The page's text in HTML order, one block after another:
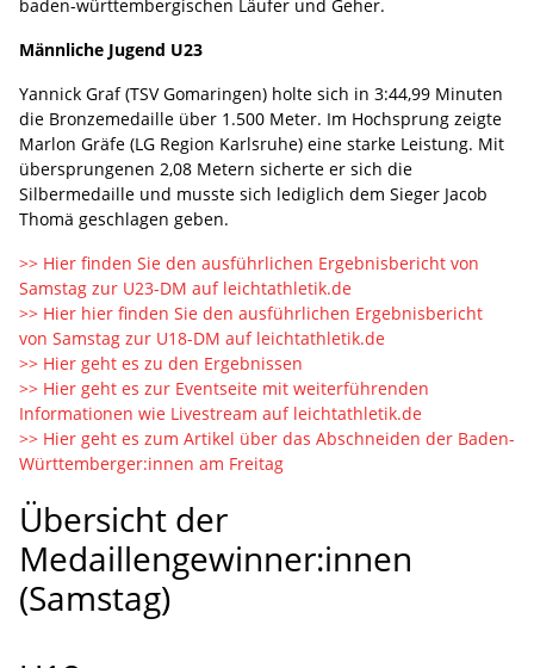
baden-württembergischen Läufer und Geher.
Männliche Jugend U23
Yannick Graf (TSV Gomaringen) holte sich in 3:44,99 Minuten
die Bronzemedaille über 1.500 Meter. Im Hochsprung zeigte
Marlon Gräfe (LG Region Karlsruhe) eine starke Leistung. Mit
übersprungenen 2,08 Metern sicherte er sich die
Silbermedaille und musste sich lediglich dem Sieger Jacob
Thomä geschlagen geben.
>> Hier finden Sie den ausführlichen Ergebnisbericht von
Samstag zur U23-DM auf leichtathletik.de
>> Hier hier finden Sie den ausführlichen Ergebnisbericht
von Samstag zur U18-DM auf leichtathletik.de
>> Hier geht es zu den Ergebnissen
>> Hier geht es zur Eventseite mit weiterführenden
Informationen wie Livestream auf leichtathletik.de
>> Hier geht es zum Artikel über das Abschneiden der Baden-
Württemberger:innen am Freitag
Übersicht der
Medaillengewinner:innen
(Samstag)